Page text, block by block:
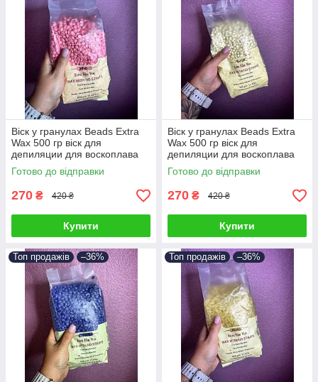
Віск у гранулах Beads Extra
Wax 500 гр віск для
депиляции для воскоплава
Готово до відправки
270 ₴ 420 ₴
Купити
Віск у гранулах Beads Extra
Wax 500 гр віск для
депиляции для воскоплава
Готово до відправки
270 ₴ 420 ₴
Купити
Топ продажів –36% Топ продажів –36%